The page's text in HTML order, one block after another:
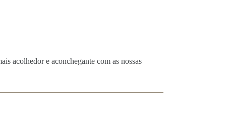
acolhedor e aconchegante com as nossas